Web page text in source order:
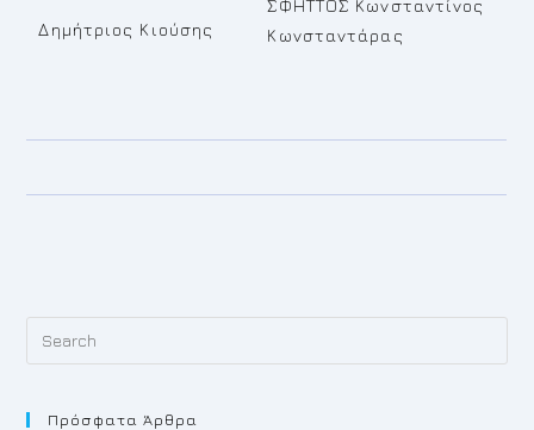
Δημήτριος Κιούσης
ΣΦΗΤΤΟΣ Κωνσταντίνος
Κωνσταντάρας
Πρόσφατα Άρθρα